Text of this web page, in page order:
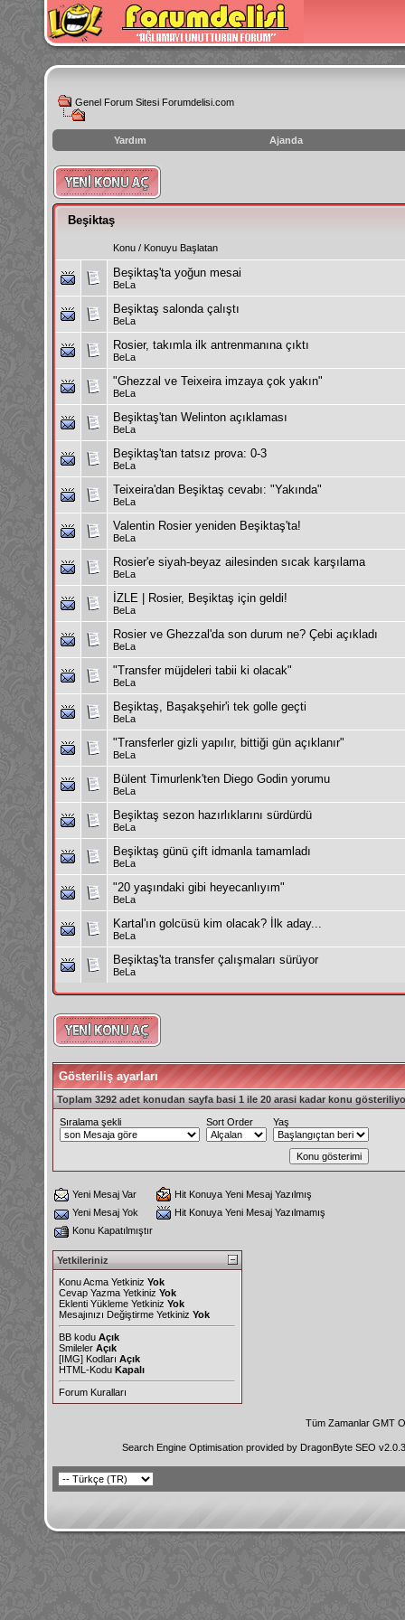
Genel Forum Sitesi Forumdelisi.com
Yardım Ajanda
instagram
izlenme
hilesi
Beşiktaş
Konu / Konuyu Başlatan
Beşiktaş'ta yoğun mesai
BeLa
Beşiktaş salonda çalıştı
BeLa
Rosier, takımla ilk antrenmanına çıktı
BeLa
"Ghezzal ve Teixeira imzaya çok yakın"
BeLa
Beşiktaş'tan Welinton açıklaması
BeLa
Beşiktaş'tan tatsız prova: 0-3
BeLa
Teixeira'dan Beşiktaş cevabı: "Yakında"
BeLa
Valentin Rosier yeniden Beşiktaş'ta!
BeLa
Rosier'e siyah-beyaz ailesinden sıcak karşılama
BeLa
İZLE | Rosier, Beşiktaş için geldi!
BeLa
Rosier ve Ghezzal'da son durum ne? Çebi açıkladı
BeLa
"Transfer müjdeleri tabii ki olacak"
BeLa
Beşiktaş, Başakşehir'i tek golle geçti
BeLa
"Transferler gizli yapılır, bittiği gün açıklanır"
BeLa
Bülent Timurlenk'ten Diego Godin yorumu
BeLa
Beşiktaş sezon hazırlıklarını sürdürdü
BeLa
Beşiktaş günü çift idmanla tamamladı
BeLa
"20 yaşındaki gibi heyecanlıyım"
BeLa
Kartal'ın golcüsü kim olacak? İlk aday...
BeLa
Beşiktaş'ta transfer çalışmaları sürüyor
BeLa
Gösteriliş ayarları
Toplam 3292 adet konudan sayfa basi 1 ile 20 arasi kadar konu
Sıralama şekli Sort Order Yaş
Yeni Mesaj Var
Hit Konuya Yeni Mesaj Yazılmış
Yeni Mesaj Yok
Hit Konuya Yeni Mesaj Yazılmamış
Konu Kapatılmıştır
Yetkileriniz
Konu Acma Yetkiniz Yok
Cevap Yazma Yetkiniz Yok
Eklenti Yükleme Yetkiniz Yok
Mesajınızı Değiştirme Yetkiniz Yok
BB kodu Açık
Smileler Açık
[IMG] Kodları Açık
HTML-Kodu Kapalı
Forum Kuralları
Tüm Zamanlar GMT
Search Engine Optimisation provided by DragonByte SEO